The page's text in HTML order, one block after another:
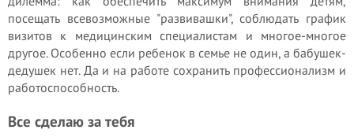
посещать всевозможные "развивашки", соблюдать график
визитов к медицинским специалистам и многое-многое
другое. Особенно если ребенок в семье не один, а бабушек-
дедушек нет. Да и на работе сохранить профессионализм и
работоспособность.
Все сделаю за тебя